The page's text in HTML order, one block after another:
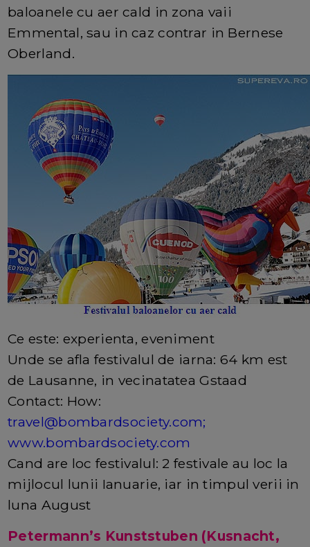
baloanele cu aer cald in zona vaii
Emmental, sau in caz contrar in Bernese
Oberland.
Ce este: experienta, eveniment
Unde se afla festivalul de iarna: 64 km est
de Lausanne, in vecinatatea Gstaad
Contact: How:
travel@bombardsociety.com;
www.bombardsociety.com
Cand are loc festivalul: 2 festivale au loc la
mijlocul lunii Ianuarie, iar in timpul verii in
luna August
Petermann’s Kunststuben (Kusnacht,